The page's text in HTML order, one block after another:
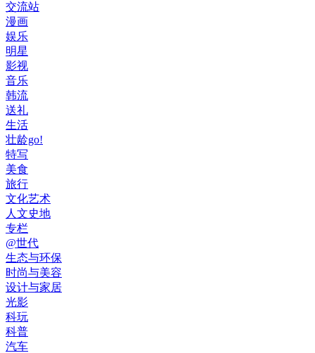
交流站
漫画
娱乐
明星
影视
音乐
韩流
送礼
生活
壮龄go!
特写
美食
旅行
文化艺术
人文史地
专栏
@世代
生态与环保
时尚与美容
设计与家居
光影
科玩
科普
汽车